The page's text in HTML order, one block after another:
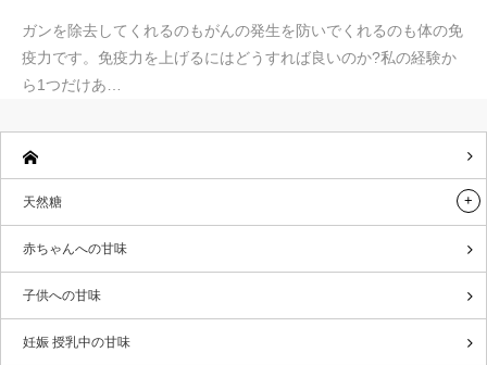
ガンを除去してくれるのもがんの発生を防いでくれるのも体の免
疫力です。免疫力を上げるにはどうすれば良いのか?私の経験か
ら1つだけあ…
天然糖
赤ちゃんへの甘味
子供への甘味
妊娠 授乳中の甘味